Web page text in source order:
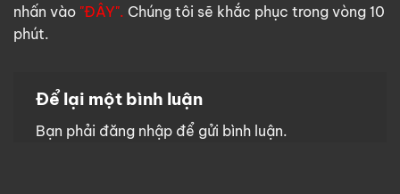
nhấn vào "ĐÂY". Chúng tôi sẽ khắc phục trong vòng 10
phút.
Để lại một bình luận
Bạn phải đăng nhập để gửi bình luận.